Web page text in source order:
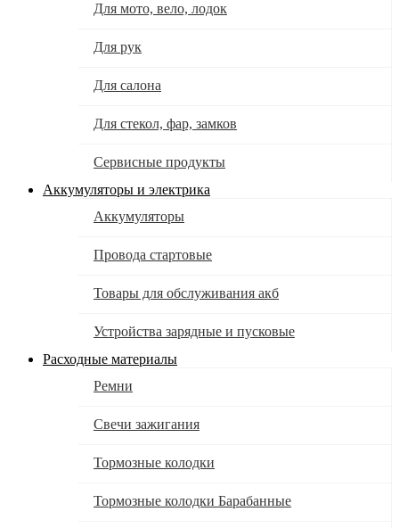
Для мото, вело, лодок
Для рук
Для салона
Для стекол, фар, замков
Сервисные продукты
Аккумуляторы и электрика
Аккумуляторы
Провода стартовые
Товары для обслуживания акб
Устройства зарядные и пусковые
Расходные материалы
Ремни
Свечи зажигания
Тормозные колодки
Тормозные колодки Барабанные